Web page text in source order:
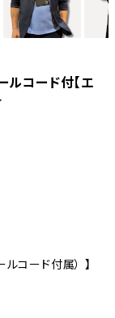
コード付【エ
コード付属） 】